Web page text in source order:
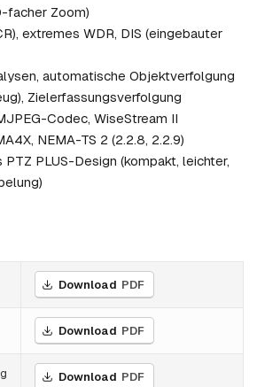
facher Zoom)
extremes WDR, DIS (eingebauter
automatische Objektverfolgung
Zielerfassungsverfolgung
Codec, WiseStream II
NEMA-TS 2 (2.2.8, 2.2.9)
PLUS-Design (kompakt, leichter,
Download PDF
Download PDF
Download PDF